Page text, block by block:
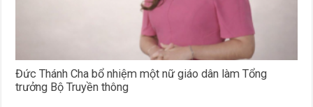
Đức Thánh Cha bổ nhiệm một nữ giáo dân làm Tổng
trưởng Bộ Truyền thông